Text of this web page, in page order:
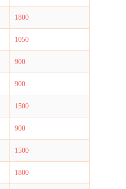
1800
1050
900
900
1500
900
1500
1800